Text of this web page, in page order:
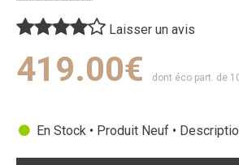
Laisser un avis
419.00€ dont éco part. de
En Stock • Produit Neuf •